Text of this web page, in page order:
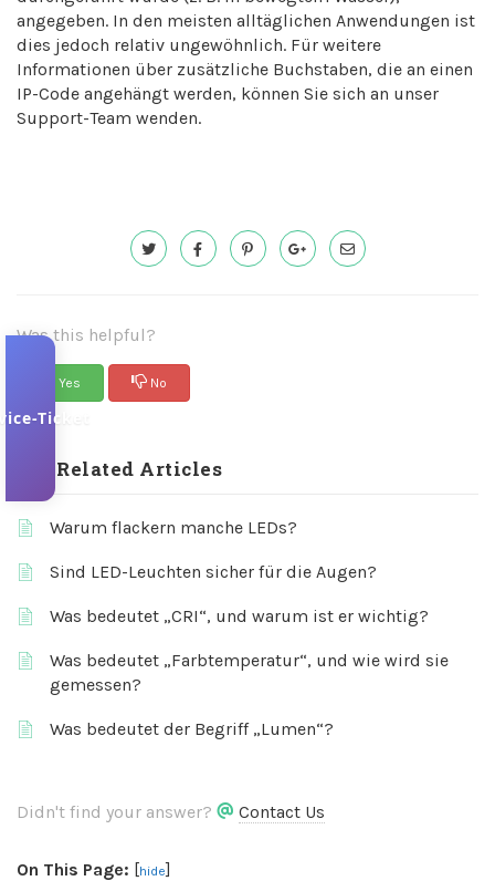
angegeben. In den meisten alltäglichen Anwendungen ist
dies jedoch relativ ungewöhnlich. Für weitere
Informationen über zusätzliche Buchstaben, die an einen
IP-Code angehängt werden, können Sie sich an unser
Support-Team wenden.
Was this helpful?
Yes No
Related Articles
Warum flackern manche LEDs?
Sind LED-Leuchten sicher für die Augen?
Was bedeutet „CRI“, und warum ist er wichtig?
Was bedeutet „Farbtemperatur“, und wie wird sie
gemessen?
Was bedeutet der Begriff „Lumen“?
Didn't find your answer? Contact Us
On This Page: [hide]
Ticket